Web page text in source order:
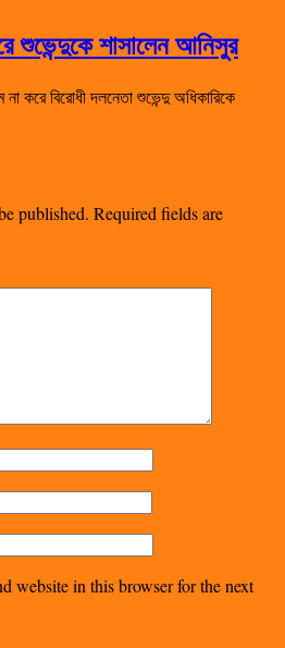
শাসালেন আনিসুর
করে বিরোধী দলনেতা শুভেন্দু অধিকারিকে
published. Required fields are
website in this browser for the next